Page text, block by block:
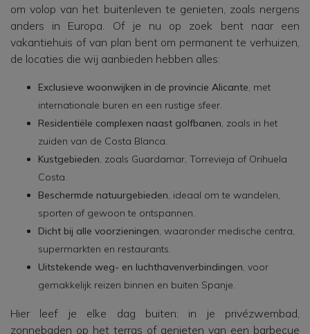
om volop van het buitenleven te genieten, zoals nergens
anders in Europa. Of je nu op zoek bent naar een
vakantiehuis of van plan bent om permanent te verhuizen,
de locaties die wij aanbieden hebben alles:
Exclusieve woonwijken in de provincie Alicante, met
internationale buren en een rustige sfeer.
Residentiële complexen naast golfbanen, zoals in het
zuiden van de Costa Blanca.
Kustgebieden, zoals Guardamar, Torrevieja of Orihuela
Costa.
Beschermde natuurgebieden, ideaal om te wandelen,
sporten of gewoon te ontspannen.
Dicht bij alle voorzieningen, waaronder medische centra,
supermarkten en restaurants.
Uitstekende weg- en luchthavenverbindingen, voor
gemakkelijk reizen binnen en buiten Spanje.
Hier leef je elke dag buiten: in je privézwembad,
zonnebaden op het terras of genieten van een barbecue